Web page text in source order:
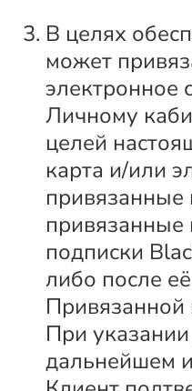
В целях
может
электронное
Личному
целей
карта и/или
привязанные
подписки
либо после
Привязанной
При
дальнейшем